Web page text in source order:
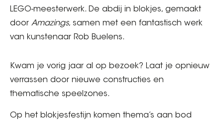
LEGO-meesterwerk. De abdij in blokjes, gemaakt
door Amazings, samen met een fantastisch werk
van kunstenaar Rob Buelens.
Kwam je vorig jaar al op bezoek? Laat je opnieuw
verrassen door nieuwe constructies en
thematische speelzones.
Op het blokjesfestijn komen thema’s aan bod